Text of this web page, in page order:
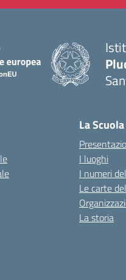
La Scuola
I luoghi
I numeri
Le carte
La storia